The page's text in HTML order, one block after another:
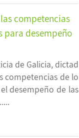
competencias
para desempeño
de Galicia, dictad
competencias de lo
desempeño de las